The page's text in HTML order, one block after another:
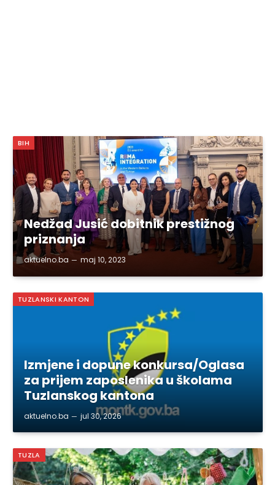
BIH
Nedžad Jusić dobitnik prestižnog
priznanja
aktuelno.ba maj 10, 2023
TUZLANSKI KANTON
Izmjene i dopune konkursa/Oglasa
za prijem zaposlenika u školama
Tuzlanskog kantona
aktuelno.ba jul 30, 2026
TUZLA